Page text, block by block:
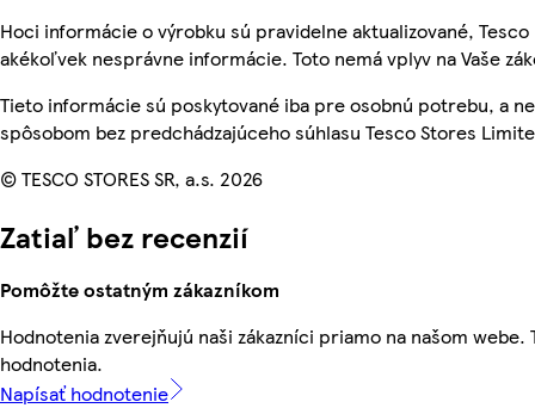
Hoci informácie o výrobku sú pravidelne aktualizované,
akékoľvek nesprávne informácie. Toto nemá vplyv na Vaše
Tieto informácie sú poskytované iba pre osobnú potrebu, a
spôsobom bez predchádzajúceho súhlasu Tesco Stores
© TESCO STORES SR, a.s. 2026
Zatiaľ bez recenzií
Pomôžte ostatným zákazníkom
Hodnotenia zverejňujú naši zákazníci priamo na našom
hodnotenia.
Napísať hodnotenie